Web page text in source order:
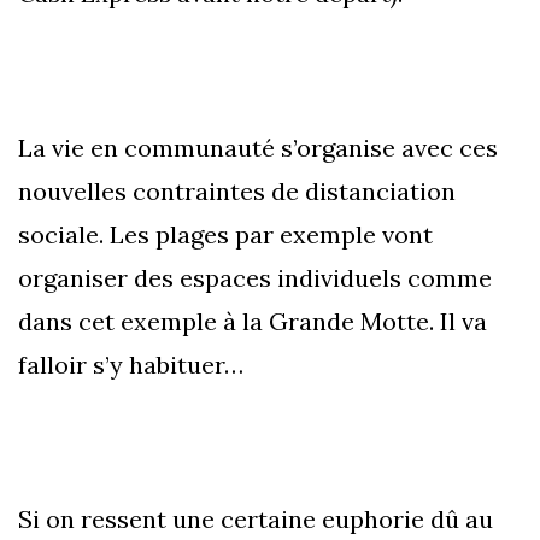
La vie en communauté s’organise avec ces
nouvelles contraintes de distanciation
sociale. Les plages par exemple vont
organiser des espaces individuels comme
dans cet exemple à la Grande Motte. Il va
falloir s’y habituer…
Si on ressent une certaine euphorie dû au